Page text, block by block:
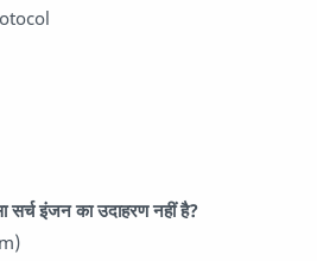
सर्च इंजन का उदाहरण नहीं है?